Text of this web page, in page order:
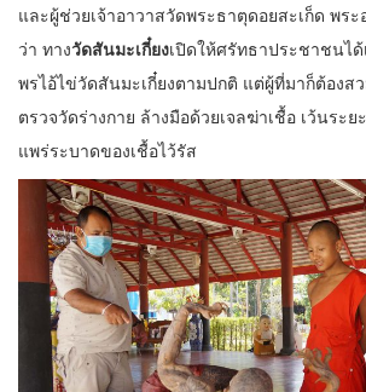
และผู้ช่วยเจ้าอาวาสวัดพระธาตุดอยสะเก็ด พร
ว่า ทางวัดสันมะเกี๋ยงเปิดให้ศรัทธาประชาชนไ
พรไอ้ไข่วัดสันมะเกี๋ยงตามปกติ แต่ผู้ที่มาก็ต้องส
ตรวจวัดร่างกาย ล้างมือด้วยเจลฆ่าเชื้อ เว้นระย
แพร่ระบาดของเชื้อไว้รัส